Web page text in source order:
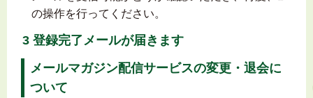
の操作を行ってください。
3 登録完了メールが届きます
メールマガジン配信サービスの変更・退会に
ついて